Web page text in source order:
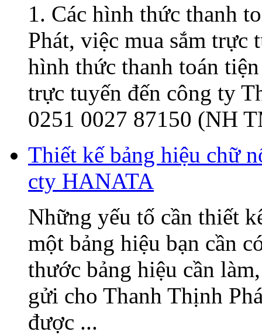
1. Các hình thức thanh
Phát, việc mua sắm trực
hình thức thanh toán
trực tuyến đến công ty
0251 0027 87150 (NH
Thiết kế bảng hiệu chữ
cty HANATA
Những yếu tố cần thiết
một bảng hiệu bạn cần
thước bảng hiệu cần
gửi cho Thanh Thịnh
được ...